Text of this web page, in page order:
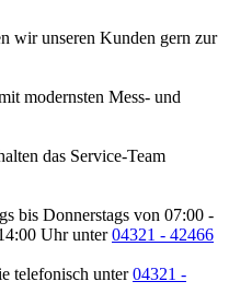
wir unseren Kunden gern zur
modernsten Mess- und
das Service-Team
bis Donnerstags von 07:00 -
Uhr unter04321 - 42466
telefonisch unter04321 -